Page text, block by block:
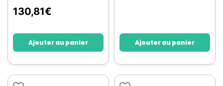
130,81€
Ajouter au panier Ajouter au panier